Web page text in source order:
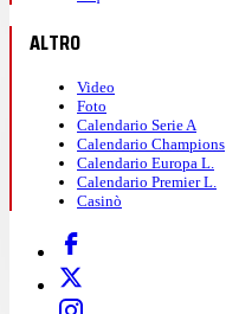
ALTRO
Video
Foto
Calendario Serie A
Calendario Champions
Calendario Europa L.
Calendario Premier L.
Casinò